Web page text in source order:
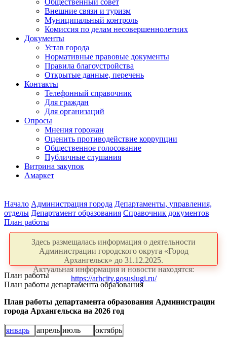
Общественный совет
Внешние связи и туризм
Муниципальный контроль
Комиссия по делам несовершеннолетних
Документы
Устав города
Нормативные правовые документы
Правила благоустройства
Открытые данные, перечень
Контакты
Телефонный справочник
Для граждан
Для организаций
Опросы
Мнения горожан
Оценить противодействие коррупции
Общественное голосование
Публичные слушания
Витрина закупок
Амаркет
Начало Администрация города Департаменты, управления,
отделы Департамент образования Справочник документов
План работы
Здесь размещалась информация о деятельности
Администрации городского округа «Город
Архангельск» до 31.12.2025.
Актуальная информация и новости находятся:
https://arhcity.gosuslugi.ru/
План работы
План работы департамента образования
План работы департамента образования Администрации
города Архангельска на 2026 год
январь апрель июль
октябрь